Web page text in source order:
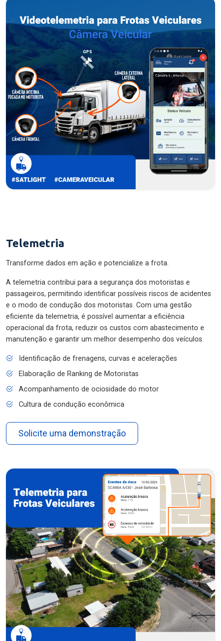
Telemetria
Transforme dados em ação e potencialize a frota.
A telemetria contribui para a segurança dos motoristas e
passageiros, permitindo identificar possíveis riscos de acidentes
e o modo de condução dos motoristas. Com uma gestão
eficiente da telemetria, é possível aumentar a eficiência
operacional da frota, reduzir os custos com abastecimento e
manutenção e garantir um melhor desempenho dos veículos.
Identificação de frenagens, curvas e acelerações
Elaboração de Ranking de Motoristas
Acompanhamento de ociosidade do motor
Cultura de condução econômica
Solicite uma demonstração